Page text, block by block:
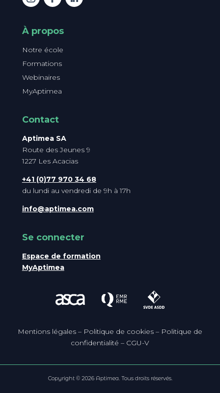
À propos
Notre école
Formations
Webinaires
MyAptimea
Contact
Aptimea SA
Route des Jeunes 9
1227 Les Acacias
+41 (0)77 970 34 68
du lundi au vendredi de 9h à 17h
info@aptimea.com
Se connecter
Espace de formation
MyAptimea
Mentions légales – Politique de cookies – Politique de
confidentialité – CGU-V
Copyright © 2026 Aptimea. Tous droits réservés.